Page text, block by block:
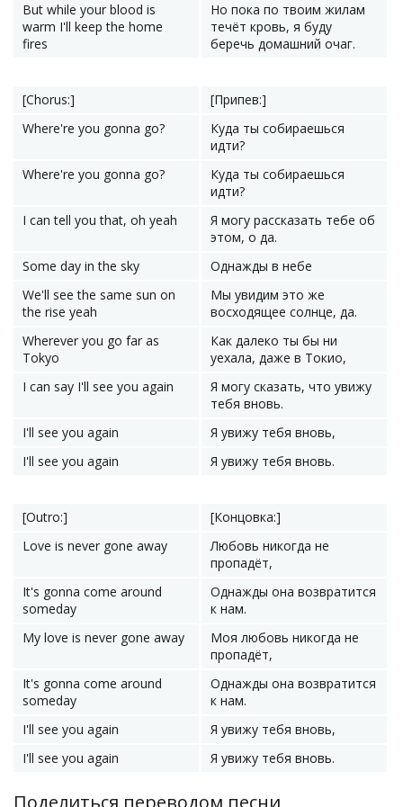
But while your blood is
warm I'll keep the home
fires
Но пока по твоим жилам
течёт кровь, я буду
беречь домашний очаг.
[Chorus:]
[Припев:]
Where're you gonna go?
Куда ты собираешься
идти?
Where're you gonna go?
Куда ты собираешься
идти?
I can tell you that, oh yeah
Я могу рассказать тебе об
этом, о да.
Some day in the sky
Однажды в небе
We'll see the same sun on
the rise yeah
Мы увидим это же
восходящее солнце, да.
Wherever you go far as
Tokyo
Как далеко ты бы ни
уехала, даже в Токио,
I can say I'll see you again
Я могу сказать, что увижу
тебя вновь.
I'll see you again
Я увижу тебя вновь,
I'll see you again
Я увижу тебя вновь.
[Outro:]
[Концовка:]
Love is never gone away
Любовь никогда не
пропадёт,
It's gonna come around
someday
Однажды она возвратится
к нам.
My love is never gone away
Моя любовь никогда не
пропадёт,
It's gonna come around
someday
Однажды она возвратится
к нам.
I'll see you again
Я увижу тебя вновь,
I'll see you again
Я увижу тебя вновь.
Поделиться переводом песни